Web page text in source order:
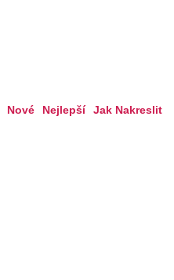
Nové Nejlepší Jak Nakreslit